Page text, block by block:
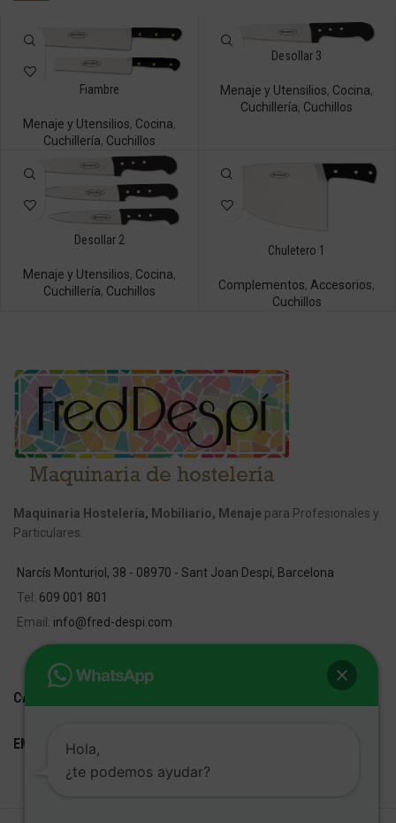
Fiambre
Menaje y Utensilios, Cocina,
Cuchillería, Cuchillos
Desollar 3
Menaje y Utensilios, Cocina,
Cuchillería, Cuchillos
Desollar 2
Menaje y Utensilios, Cocina,
Cuchillería, Cuchillos
Chuletero 1
Complementos, Accesorios,
Cuchillos
Maquinaria Hostelería, Mobiliario, Menaje para Profesionales y
Particulares.
Narcís Monturiol, 38 - 08970 - Sant Joan Despí, Barcelona
Tel: 609 001 801
Email: info@fred-despi.com
CATEGORIAS
ENLACES ÚTILES
Hola,
¿te podemos ayudar?